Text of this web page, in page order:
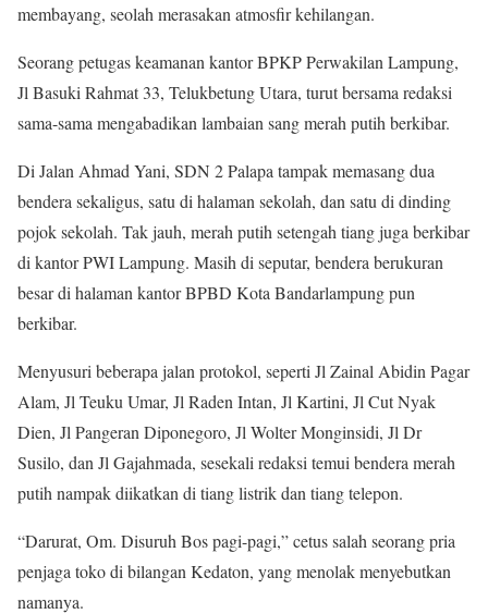
membayang, seolah merasakan atmosfir kehilangan.
Seorang petugas keamanan kantor BPKP Perwakilan Lampung,
Jl Basuki Rahmat 33, Telukbetung Utara, turut bersama redaksi
sama-sama mengabadikan lambaian sang merah putih berkibar.
Di Jalan Ahmad Yani, SDN 2 Palapa tampak memasang dua
bendera sekaligus, satu di halaman sekolah, dan satu di dinding
pojok sekolah. Tak jauh, merah putih setengah tiang juga berkibar
di kantor PWI Lampung. Masih di seputar, bendera berukuran
besar di halaman kantor BPBD Kota Bandarlampung pun
berkibar.
Menyusuri beberapa jalan protokol, seperti Jl Zainal Abidin Pagar
Alam, Jl Teuku Umar, Jl Raden Intan, Jl Kartini, Jl Cut Nyak
Dien, Jl Pangeran Diponegoro, Jl Wolter Monginsidi, Jl Dr
Susilo, dan Jl Gajahmada, sesekali redaksi temui bendera merah
putih nampak diikatkan di tiang listrik dan tiang telepon.
“Darurat, Om. Disuruh Bos pagi-pagi,” cetus salah seorang pria
penjaga toko di bilangan Kedaton, yang menolak menyebutkan
namanya.